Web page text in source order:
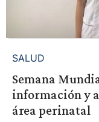
SALUD
Semana
información y
área perinatal